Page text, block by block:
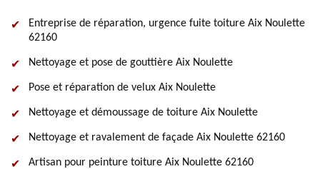
Entreprise de réparation, urgence fuite toiture Aix Noulette
62160
Nettoyage et pose de gouttière Aix Noulette
Pose et réparation de velux Aix Noulette
Nettoyage et démoussage de toiture Aix Noulette
Nettoyage et ravalement de façade Aix Noulette 62160
Artisan pour peinture toiture Aix Noulette 62160